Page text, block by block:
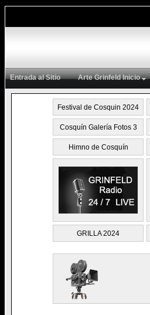
Entrada al Sitio Arte Grinfeld Inicio
Festival de Cosquin 2024
Cosquín Galería Fotos 3
Himno de Cosquín
GRILLA 2024